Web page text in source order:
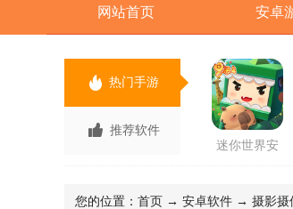
网站首页 安卓
热门手游
推荐软件
迷你世界安
您的位置： 首页 → 安卓软件 → 摄影摄